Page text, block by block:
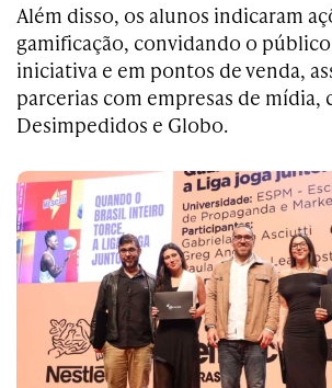
Além disso, os alunos indicaram
gamificação, convidando o
iniciativa e em pontos de venda,
parcerias com empresas de mídia,
Desimpedidos e Globo.